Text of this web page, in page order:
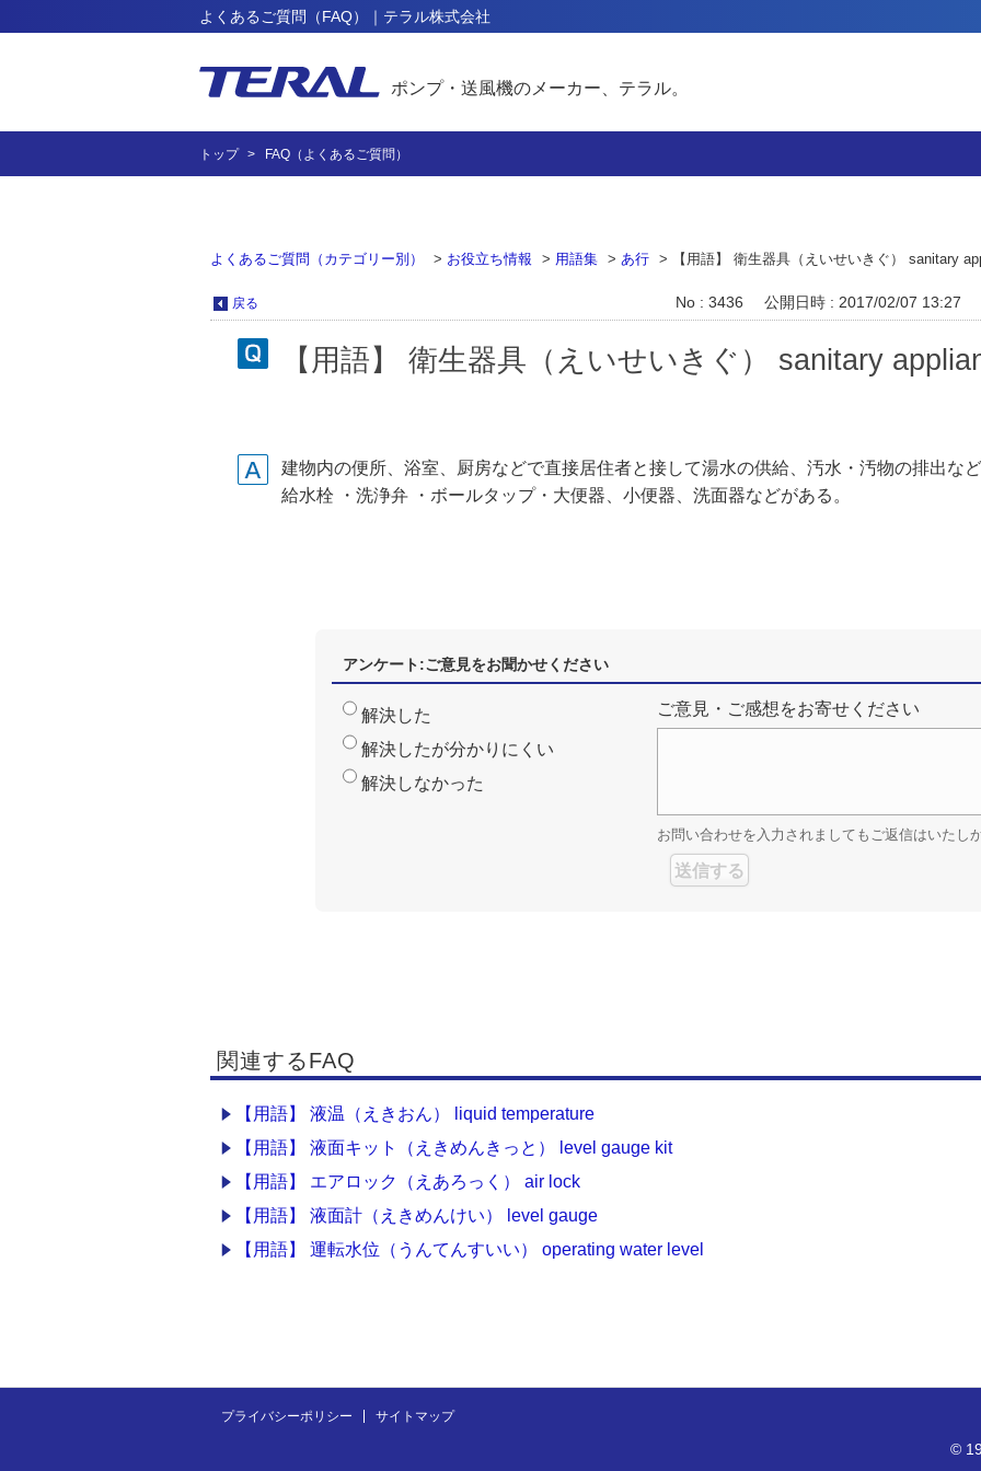
よくあるご質問（FAQ）｜テラル株式会社
ポンプ・送風機のメーカー、テラル。
トップ FAQ（よくあるご質問）
よくあるご質問（カテゴリー別） > お役立ち情報 > 用語集 > あ行 > 【用語】 衛生器具（えいせいきぐ） sanitary
戻る No : 3436 公開日時 : 2017/02/07 13:27
【用語】 衛生器具（えいせいきぐ） sanitary
建物内の便所、浴室、厨房などで直接居住者と接して湯水の供給、汚水・汚物の排出な
給水栓 ・洗浄弁 ・ボールタップ・大便器、小便器、洗面器などがある。
アンケート:ご意見をお聞かせください
解決した
解決したが分かりにくい
解決しなかった
ご意見・ご感想をお寄せください
お問い合わせを入力されましてもご返信はいたし
関連するFAQ
【用語】 液温（えきおん） liquid temperature
【用語】 液面キット（えきめんきっと） level gauge kit
【用語】 エアロック（えあろっく） air lock
【用語】 液面計（えきめんけい） level gauge
【用語】 運転水位（うんてんすいい） operating water level
プライバシーポリシー サイトマップ
©